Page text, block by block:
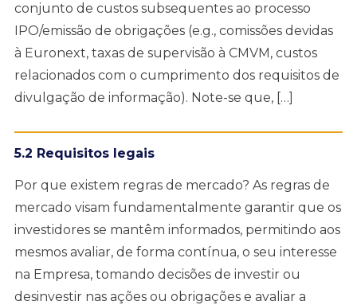
conjunto de custos subsequentes ao processo
IPO/emissão de obrigações (e.g., comissões devidas
à Euronext, taxas de supervisão à CMVM, custos
relacionados com o cumprimento dos requisitos de
divulgação de informação). Note-se que, […]
5.2 Requisitos legais
Por que existem regras de mercado? As regras de
mercado visam fundamentalmente garantir que os
investidores se mantêm informados, permitindo aos
mesmos avaliar, de forma contínua, o seu interesse
na Empresa, tomando decisões de investir ou
desinvestir nas ações ou obrigações e avaliar a